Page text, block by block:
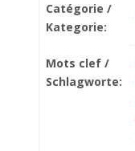
Catégorie /
Kategorie:
Mots clef /
Schlagworte: